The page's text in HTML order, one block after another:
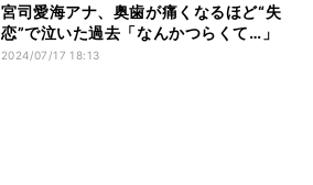
宮司愛海アナ、奥歯が痛くなるほど“失
恋”で泣いた過去「なんかつらくて…」
2024/07/17 18:13